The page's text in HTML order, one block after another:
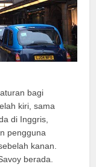
bagi
kiri, sama
di Inggris,
pengguna
kanan.
berada.